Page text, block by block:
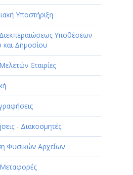
Υποστήριξη
Υποθέσεων
και Δημοσίου
Εταιρίες
- Διακοσμητές
Φυσικών Αρχείων
Μεταφορές